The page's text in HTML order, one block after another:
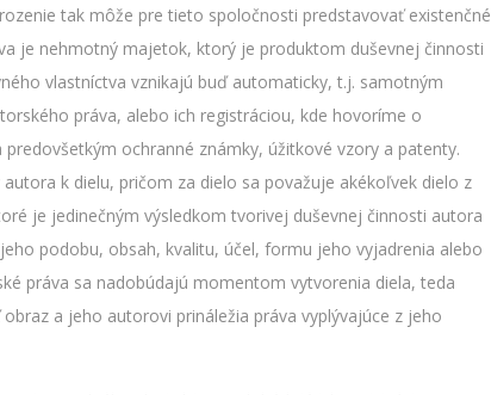
tak môže pre tieto spoločnosti predstavovať existenčné
je nehmotný majetok, ktorý je produktom duševnej činnosti
vlastníctva vznikajú buď automaticky, t.j. samotným
práva, alebo ich registráciou, kde hovoríme o
ochranné známky, úžitkové vzory a patenty.
k dielu, pričom za dielo sa považuje akékoľvek dielo z
je jedinečným výsledkom tvorivej duševnej činnosti autora
podobu, obsah, kvalitu, účel, formu jeho vyjadrenia alebo
práva sa nadobúdajú momentom vytvorenia diela, teda
a jeho autorovi prináležia práva vyplývajúce z jeho